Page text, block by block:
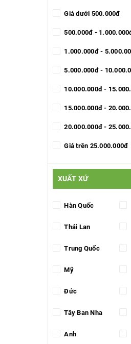
Giá dưới 500.000đ
500.000đ -
1.000.000đ -
5.000.000đ -
10.000.000đ -
15.000.000đ -
20.000.000đ -
Giá trên 25.000.000đ
XUẤT XỨ
Hàn Quốc
Thái Lan
Trung Quốc
Mỹ
Đức
Tây Ban Nha
Anh